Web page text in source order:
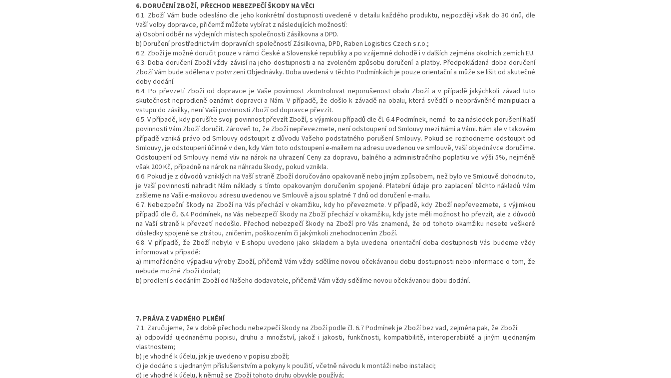
6. DORUČENÍ ZBOŽÍ, PŘECHOD NEBEZPEČÍ ŠKODY NA VĚCI
6.1. Zboží Vám bude odesláno dle jeho konkrétní dostupnosti uvedené v detailu každého produktu, nejpozději však do 30 dnů, dle
Vaší volby dopravce, přičemž můžete vybírat z následujících možností:
a) Osobní odběr na výdejních místech společnosti Zásilkovna a DPD.
b) Doručení prostřednictvím dopravních společností Zásilkovna, DPD, Raben Logistics Czech s.r.o.;
6.2. Zboží je možné doručit pouze v rámci České a Slovenské republiky a po vzájemné dohodě i v dalších zejména okolních zemích EU.
6.3. Doba doručení Zboží vždy závisí na jeho dostupnosti a na zvoleném způsobu doručení a platby. Předpokládaná doba doručení
Zboží Vám bude sdělena v potvrzení Objednávky. Doba uvedená v těchto Podmínkách je pouze orientační a může se lišit od skutečné
doby dodání.
6.4. Po převzetí Zboží od dopravce je Vaše povinnost zkontrolovat neporušenost obalu Zboží a v případě jakýchkoli závad tuto
skutečnost neprodleně oznámit dopravci a Nám. V případě, že došlo k závadě na obalu, která svědčí o neoprávněné manipulaci a
vstupu do zásilky, není Vaší povinností Zboží od dopravce převzít.
6.5. V případě, kdy porušíte svoji povinnost převzít Zboží, s výjimkou případů dle čl. 6.4 Podmínek, nemá to za následek porušení Naší
povinnosti Vám Zboží doručit. Zároveň to, že Zboží nepřevezmete, není odstoupení od Smlouvy mezi Námi a Vámi. Nám ale v takovém
případě vzniká právo od Smlouvy odstoupit z důvodu Vašeho podstatného porušení Smlouvy. Pokud se rozhodneme odstoupit od
Smlouvy, je odstoupení účinné v den, kdy Vám toto odstoupení e-mailem na adresu uvedenou ve smlouvě, Vaší objednávce doručíme.
Odstoupení od Smlouvy nemá vliv na nárok na uhrazení Ceny za dopravu, balného a administračního poplatku ve výši 5%, nejméně
však 200 Kč, případně na nárok na náhradu škody, pokud vznikla.
6.6. Pokud je z důvodů vzniklých na Vaší straně Zboží doručováno opakovaně nebo jiným způsobem, než bylo ve Smlouvě dohodnuto,
je Vaší povinností nahradit Nám náklady s tímto opakovaným doručením spojené. Platební údaje pro zaplacení těchto nákladů Vám
zašleme na Vaši e-mailovou adresu uvedenou ve Smlouvě a jsou splatné 7 dnů od doručení e-mailu.
6.7. Nebezpeční škody na Zboží na Vás přechází v okamžiku, kdy ho převezmete. V případě, kdy Zboží nepřevezmete, s výjimkou
případů dle čl. 6.4 Podmínek, na Vás nebezpečí škody na Zboží přechází v okamžiku, kdy jste měli možnost ho převzít, ale z důvodů
na Vaší straně k převzetí nedošlo. Přechod nebezpečí škody na Zboží pro Vás znamená, že od tohoto okamžiku nesete veškeré
důsledky spojené se ztrátou, zničením, poškozením či jakýmkoli znehodnocením Zboží.
6.8. V případě, že Zboží nebylo v E-shopu uvedeno jako skladem a byla uvedena orientační doba dostupnosti Vás budeme vždy
informovat v případě:
a) mimořádného výpadku výroby Zboží, přičemž Vám vždy sdělíme novou očekávanou dobu dostupnosti nebo informace o tom, že
nebude možné Zboží dodat;
b) prodlení s dodáním Zboží od Našeho dodavatele, přičemž Vám vždy sdělíme novou očekávanou dobu dodání.
7. PRÁVA Z VADNÉHO PLNĚNÍ
7.1. Zaručujeme, že v době přechodu nebezpečí škody na Zboží podle čl. 6.7 Podmínek je Zboží bez vad, zejména pak, že Zboží:
a) odpovídá ujednanému popisu, druhu a množství, jakož i jakosti, funkčnosti, kompatibilitě, interoperabilitě a jiným ujednaným
vlastnostem;
b) je vhodné k účelu, jak je uvedeno v popisu zboží;
c) je dodáno s ujednaným příslušenstvím a pokyny k použití, včetně návodu k montáži nebo instalaci;
d) je vhodné k účelu, k němuž se Zboží tohoto druhu obvykle používá;